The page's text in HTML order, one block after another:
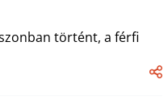
történt, a férfi